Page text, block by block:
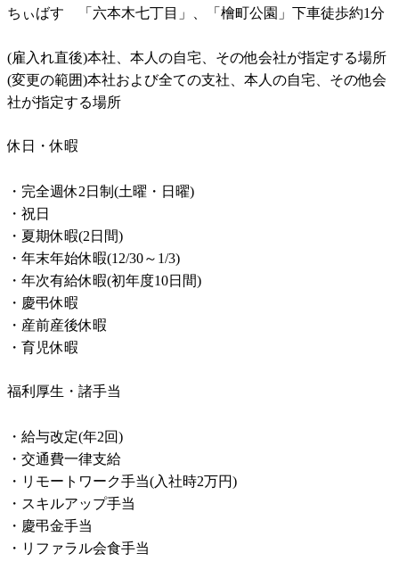
ちぃばす　「六本木七丁目」、「檜町公園」下車徒歩約1分
(雇入れ直後)本社、本人の自宅、その他会社が指定する場所
(変更の範囲)本社および全ての支社、本人の自宅、その他会
社が指定する場所
休日・休暇
・完全週休2日制(土曜・日曜)
・祝日
・夏期休暇(2日間)
・年末年始休暇(12/30～1/3)
・年次有給休暇(初年度10日間)
・慶弔休暇
・産前産後休暇
・育児休暇
福利厚生・諸手当
・給与改定(年2回)
・交通費一律支給
・リモートワーク手当(入社時2万円)
・スキルアップ手当
・慶弔金手当
・リファラル会食手当